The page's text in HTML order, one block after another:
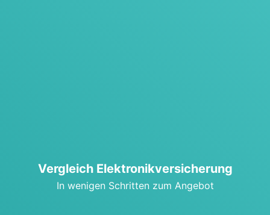
Ver­gleich Elek­tro­nik­ver­si­che­rung
In weni­gen Schrit­ten zum Ange­bot